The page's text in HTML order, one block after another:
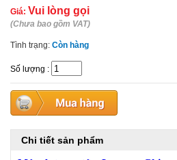
Giá: Vui lòng gọi
(Chưa bao gồm VAT)
Tình trạng: Còn hàng
Số lượng :
Chi tiết sản phẩm